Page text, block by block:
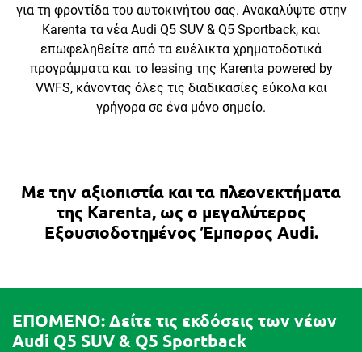
για τη φροντίδα του αυτοκινήτου σας. Ανακαλύψτε στην
Karenta τα νέα Audi Q5 SUV & Q5 Sportback, και
επωφεληθείτε από τα ευέλικτα χρηματοδοτικά
προγράμματα και το leasing της Karenta powered by
VWFS, κάνοντας όλες τις διαδικασίες εύκολα και
γρήγορα σε ένα μόνο σημείο.
Mε την αξιοπιστία και τα πλεονεκτήματα
της Karenta, ως ο μεγαλύτερος
Εξουσιοδοτημένος Έμπορος Audi.
ΕΠΟΜΕΝΟ: Δείτε τις εκδόσεις των νέων
Audi Q5 SUV & Q5 Sportback